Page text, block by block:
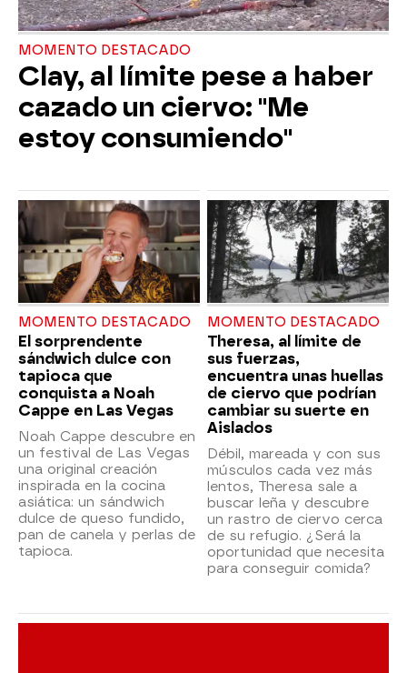
MOMENTO DESTACADO
Clay, al límite pese a haber
cazado un ciervo: "Me
estoy consumiendo"
MOMENTO DESTACADO
El sorprendente
sándwich dulce con
tapioca que
conquista a Noah
Cappe en Las Vegas
Noah Cappe descubre en
un festival de Las Vegas
una original creación
inspirada en la cocina
asiática: un sándwich
dulce de queso fundido,
pan de canela y perlas de
tapioca.
MOMENTO DESTACADO
Theresa, al límite de
sus fuerzas,
encuentra unas huellas
de ciervo que podrían
cambiar su suerte en
Aislados
Débil, mareada y con sus
músculos cada vez más
lentos, Theresa sale a
buscar leña y descubre
un rastro de ciervo cerca
de su refugio. ¿Será la
oportunidad que necesita
para conseguir comida?